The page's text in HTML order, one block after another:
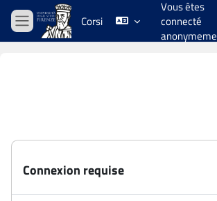
Passer au contenu principal
Panneau latéral
Corsi
Vous êtes
connecté
Connexion requise